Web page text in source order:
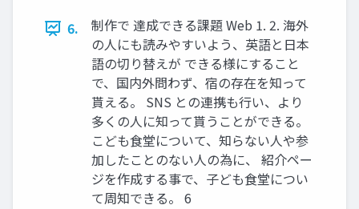
6.
制作で 達成できる課題 Web 1. 2. 海外
の人にも読みやすいよう、英語と日本
語の切り替えが できる様にすること
で、国内外問わず、宿の存在を知って
貰える。 SNS との連携も行い、より
多くの人に知って貰うことができる。
こども食堂について、知らない人や参
加したことのない人の為に、 紹介ペー
ジを作成する事で、子ども食堂につい
て周知できる。 6